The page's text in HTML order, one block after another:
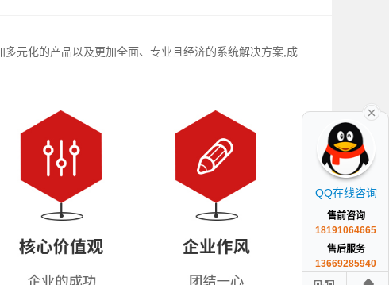
元化的产品以及更加全面、专业且经济的系统解决方案,成
QQ在线咨询
售前咨询
18191064665
售后服务
13669285940